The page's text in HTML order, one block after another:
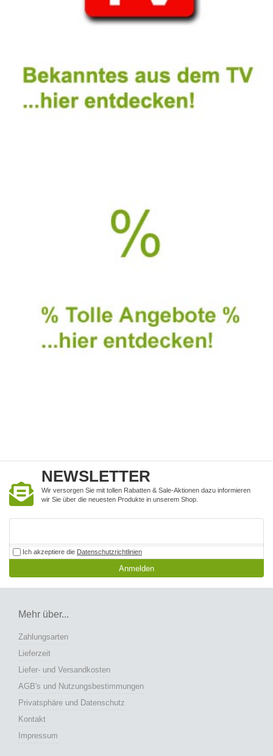
NEWSLETTER
Wir versorgen Sie mit tollen Rabatten & Sale-Aktionen dazu informieren
wir Sie über die neuesten Produkte in unserem Shop.
Ich akzeptiere die Datenschutzrichtlinien
Anmelden
Mehr über...
Zahlungsarten
Lieferzeit
Liefer- und Versandkosten
AGB's und Nutzungsbestimmungen
Privatsphäre und Datenschutz
Kontakt
Impressum